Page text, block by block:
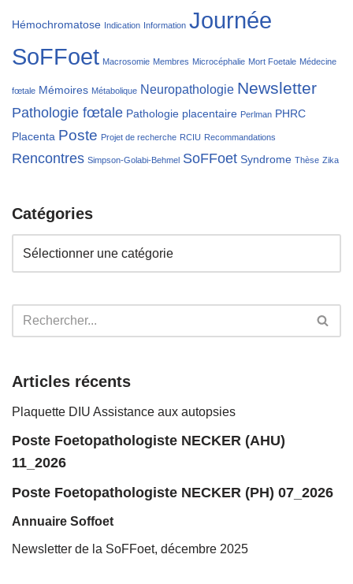
Hémochromatose Indication Information Journée
SoFFoet Macrosomie Membres Microcéphalie Mort Foetale Médecine
fœtale Mémoires Métabolique Neuropathologie Newsletter
Pathologie fœtale Pathologie placentaire Perlman PHRC
Placenta Poste Projet de recherche RCIU Recommandations
Rencontres Simpson-Golabi-Behmel SoFFoet Syndrome Thèse Zika
Catégories
Articles récents
Plaquette DIU Assistance aux autopsies
Poste Foetopathologiste NECKER (AHU)
11_2026
Poste Foetopathologiste NECKER (PH) 07_2026
Annuaire Soffoet
Newsletter de la SoFFoet, décembre 2025